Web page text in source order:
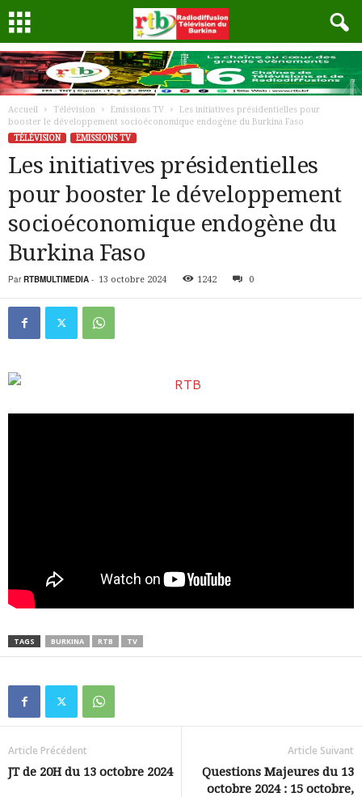
Accueil Télévision Emissions TV
Les initiatives présidentielles pour
booster le développement socioéconomique endogène du Burkina Faso
TÉLÉVISION
EMISSIONS TV
Les initiatives présidentielles
pour booster le développement
socioéconomique endogène du
Burkina Faso
Par RTBMULTIMEDIA - 13 octobre 2024 1242 0
TAGS BURKINA RTB TV
Article Précédent
JT de 20H du 13 octobre 2024
Article Suivant
Questions Majeures du 13
octobre 2024 : 15 octobre,